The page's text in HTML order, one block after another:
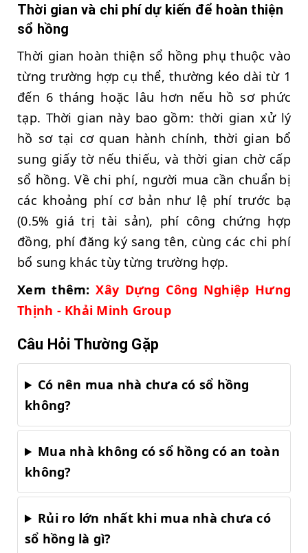
Thời gian và chi phí dự kiến để hoàn thiện
sổ hồng
Thời gian hoàn thiện sổ hồng phụ thuộc vào
từng trường hợp cụ thể, thường kéo dài từ 1
đến 6 tháng hoặc lâu hơn nếu hồ sơ phức
tạp. Thời gian này bao gồm: thời gian xử lý
hồ sơ tại cơ quan hành chính, thời gian bổ
sung giấy tờ nếu thiếu, và thời gian chờ cấp
sổ hồng. Về chi phí, người mua cần chuẩn bị
các khoảng phí cơ bản như lệ phí trước bạ
(0.5% giá trị tài sản), phí công chứng hợp
đồng, phí đăng ký sang tên, cùng các chi phí
bổ sung khác tùy từng trường hợp.
Xem thêm:Xây Dựng Công Nghiệp Hưng
Thịnh - Khải Minh Group
Câu Hỏi Thường Gặp
Có nên mua nhà chưa có sổ hồng
không?
Mua nhà không có sổ hồng có an toàn
không?
Rủi ro lớn nhất khi mua nhà chưa có
sổ hồng là gì?